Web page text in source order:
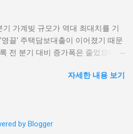
입했던 채권소각 제도의 경험이 이
고 볼 수 있습니다. 이 제도를 통해
던 사례는 비영리법인이 채권매입을
할 수 있는 실질적인 방안을 제공해
법인 채권매입 허용의 기대 효과 비
은 다양한 기대 효과를 가져올 수 있
생깁니다. 비영리법인은 종종 사회
혁신을 통해 고객과의 소통을 강화
하고 있습니다. 그러나 이러한 변화
로 이어지기 위해서는 많은 시간이
인 마케팅과 프로모션을 통해 고객
다. 이러한 노력에도 불구하고, 이마
기 가계빚 규모가 역대 최대치를 기
끌' 주택담보대출이 이어졌기 때문
전 분기 대비 증가폭은 줄었으나
한 상황은 가계의 재정적 부담을 더욱
다. 정부와 금융기관이 지속적으로
자세한 내용 보기
by Blogger